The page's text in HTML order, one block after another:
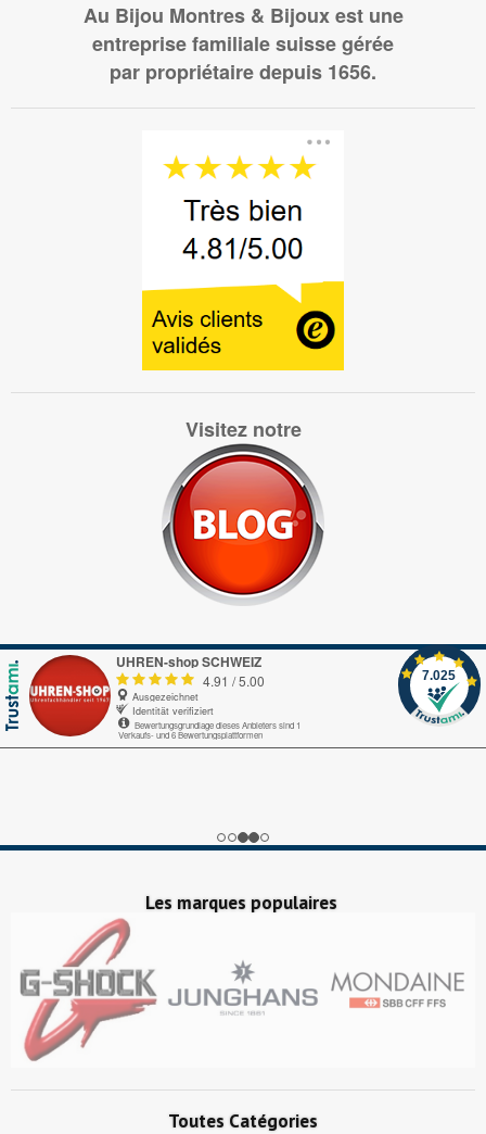
Au Bijou Montres & Bijoux est une
entreprise familiale suisse gérée
par propriétaire depuis 1656.
Visitez notre
UHREN-shop SCHWEIZ
4.91 /5.00
Ausgezeichnet
Identität verifiziert
Bewertungsgrundlage dieses Anbieters sind 1
Verkaufs- und 6 Bewertungsplattformen
7.025
Les marques populaires
Toutes Catégories